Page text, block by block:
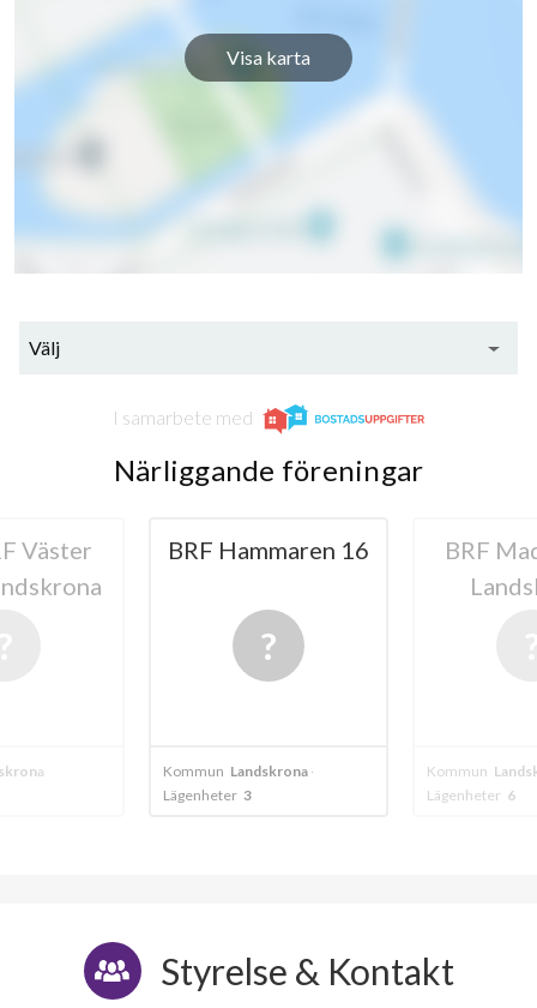
Visa karta
Välj
I samarbete med
Närliggande föreningar
Väster
BRF Hammaren 16
Kommun Landskrona - väster
Lägenheter 3
BRF
Kommun
Lägenheter 6
Styrelse & Kontakt